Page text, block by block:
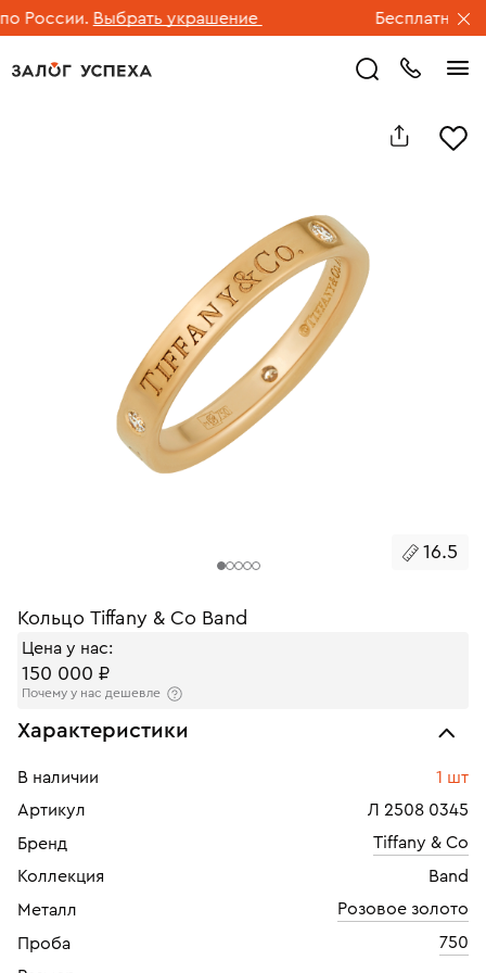
России. Выбрать украшение Бесплатная
16.5
Кольцо Tiffany & Co Band
Цена у нас:
150 000 ₽
Почему у нас дешевле
Характеристики
В наличии
1 шт
Артикул
Л 2508 0345
Бренд
Tiffany & Co
Коллекция
Band
Металл
Розовое золото
Проба
750